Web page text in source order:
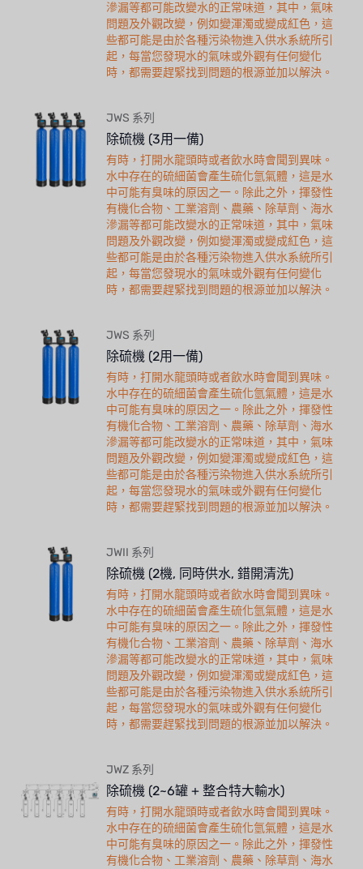
滲漏等都可能改變水的正常味道，其中，氣味
問題及外觀改變，例如變渾濁或變成紅色，這
些都可能是由於各種污染物進入供水系統所引
起，每當您發現水的氣味或外觀有任何變化
時，都需要趕緊找到問題的根源並加以解決。
JWS 系列
除硫機 (3用一備)
有時，打開水龍頭時或者飲水時會聞到異味。
水中存在的硫細菌會產生硫化氫氣體，這是水
中可能有臭味的原因之一。除此之外，揮發性
有機化合物、工業溶劑、農藥、除草劑、海水
滲漏等都可能改變水的正常味道，其中，氣味
問題及外觀改變，例如變渾濁或變成紅色，這
些都可能是由於各種污染物進入供水系統所引
起，每當您發現水的氣味或外觀有任何變化
時，都需要趕緊找到問題的根源並加以解決。
JWS 系列
除硫機 (2用一備)
有時，打開水龍頭時或者飲水時會聞到異味。
水中存在的硫細菌會產生硫化氫氣體，這是水
中可能有臭味的原因之一。除此之外，揮發性
有機化合物、工業溶劑、農藥、除草劑、海水
滲漏等都可能改變水的正常味道，其中，氣味
問題及外觀改變，例如變渾濁或變成紅色，這
些都可能是由於各種污染物進入供水系統所引
起，每當您發現水的氣味或外觀有任何變化
時，都需要趕緊找到問題的根源並加以解決。
JWII 系列
除硫機 (2機, 同時供水, 錯開清洗)
有時，打開水龍頭時或者飲水時會聞到異味。
水中存在的硫細菌會產生硫化氫氣體，這是水
中可能有臭味的原因之一。除此之外，揮發性
有機化合物、工業溶劑、農藥、除草劑、海水
滲漏等都可能改變水的正常味道，其中，氣味
問題及外觀改變，例如變渾濁或變成紅色，這
些都可能是由於各種污染物進入供水系統所引
起，每當您發現水的氣味或外觀有任何變化
時，都需要趕緊找到問題的根源並加以解決。
JWZ 系列
除硫機 (2~6罐 + 整合特大輸水)
有時，打開水龍頭時或者飲水時會聞到異味。
水中存在的硫細菌會產生硫化氫氣體，這是水
中可能有臭味的原因之一。除此之外，揮發性
有機化合物、工業溶劑、農藥、除草劑、海水